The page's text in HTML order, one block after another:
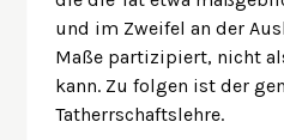
und im Zweifel an der
Maße partizipiert, nicht
kann. Zu folgen ist der
Tatherrschaftslehre.